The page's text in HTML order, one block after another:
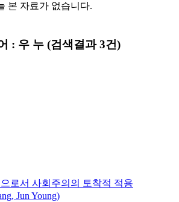
본 자료가 없습니다.
: 우 누 (검색결과 3건)
로서 사회주의의 토착적 적용
Jun Young)